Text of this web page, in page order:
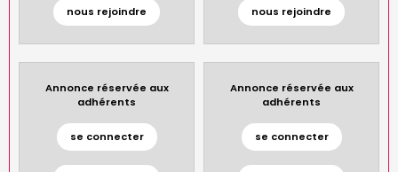
nous rejoindre nous rejoindre
Annonce réservée aux
adhérents
se connecter
Annonce réservée aux
adhérents
se connecter